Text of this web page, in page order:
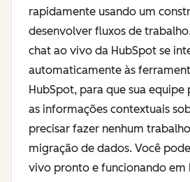
rapidamente usando um
desenvolver fluxos de
chat ao vivo da HubSpot se
automaticamente às
HubSpot, para que sua
as informações contextuais
precisar fazer nenhum
migração de dados. Você
vivo pronto e funcionando em